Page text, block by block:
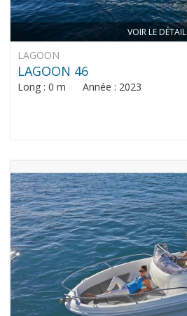
VOIR LE DÉTAIL
LAGOON
LAGOON 46
Long : 0 m Année : 2023